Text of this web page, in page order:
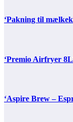
‘Pakning til
‘Premio Airfryer
‘Aspire Brew –